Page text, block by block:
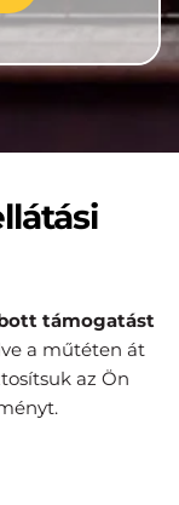
támogatást
a műtéten át
az Ön